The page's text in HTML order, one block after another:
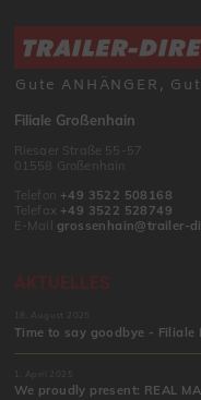
Gute ANHÄNGER,
Filiale Großenhain
Riesaer Straße 55-57
01558 Großenhain
Telefon +49 3522 508168
Telefax +49 3522 528749
E-Mail grossenhain@trailer-
AKTUELLES
18. August 2025
Time to say goodbye -
1. April 2025
We proudly present: REAL